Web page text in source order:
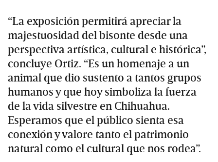
“La exposición permitirá apreciar la
majestuosidad del bisonte desde una
perspectiva artística, cultural e histórica”,
concluye Ortiz. “Es un homenaje a un
animal que dio sustento a tantos grupos
humanos y que hoy simboliza la fuerza
de la vida silvestre en Chihuahua.
Esperamos que el público sienta esa
conexión y valore tanto el patrimonio
natural como el cultural que nos rodea”.